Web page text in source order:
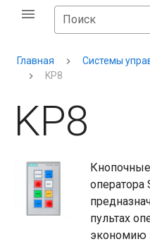
Поиск
Главная Системы
KP8
KP8
оператора
пультах
экономию